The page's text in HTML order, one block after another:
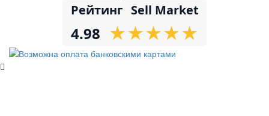
Рейтинг Sell Market
4.98 ★
★★
★★
★★
★★
★